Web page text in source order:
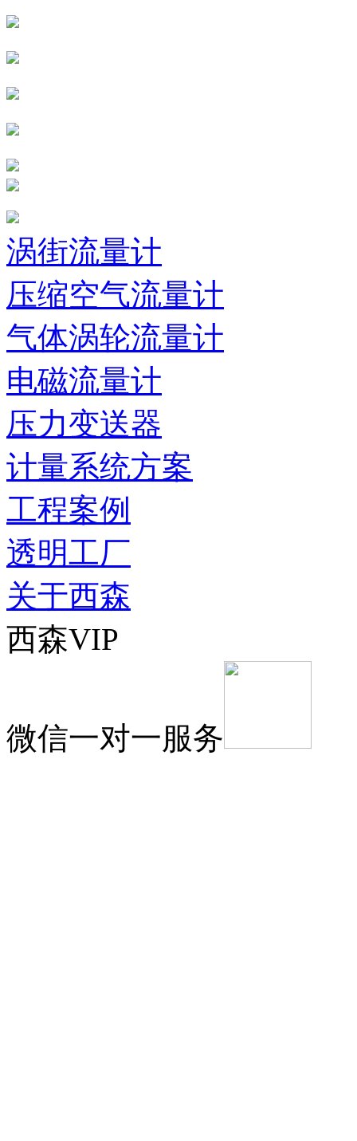
涡街流量计
压缩空气流量计
气体涡轮流量计
电磁流量计
压力变送器
计量系统方案
工程案例
透明工厂
关于西森
西森VIP
微信一对一服务